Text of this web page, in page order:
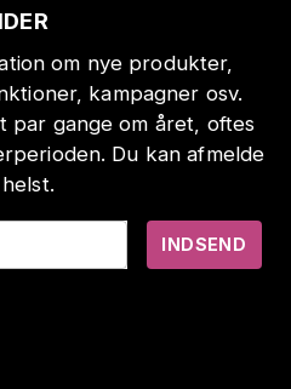
om nye produkter,
kampagner osv.
par gange om året, oftes
Du kan afmelde
INDSEND